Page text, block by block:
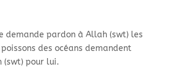
demande pardon à Allah (swt) les
des océans demandent
(swt) pour lui.​